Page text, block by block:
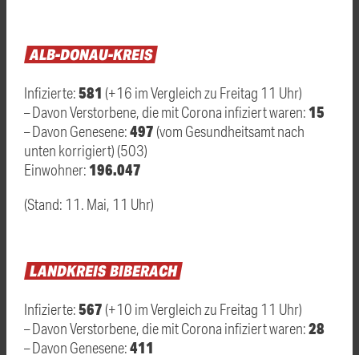
ALB-DONAU-KREIS
Infizierte:581 (+16 im Vergleich zu Freitag 11 Uhr)
– Davon Verstorbene, die mit Corona infiziert waren:15
– Davon Genesene:497 (vom Gesundheitsamt nach
unten korrigiert) (503)
Einwohner:196.047
(Stand: 11. Mai, 11 Uhr)
LANDKREISBIBERACH
Infizierte:567 (+10 im Vergleich zu Freitag 11 Uhr)
– Davon Verstorbene, die mit Corona infiziert waren:28
– Davon Genesene:411